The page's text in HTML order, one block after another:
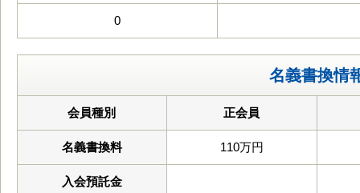
0
名義書換情
会員種別 正会員
名義書換料 110万円
入会預託金